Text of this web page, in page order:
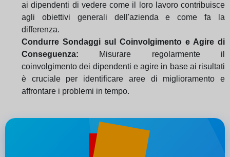
ai dipendenti di vedere come il loro lavoro contribuisce
agli obiettivi generali dell'azienda e come fa la
differenza.
Condurre Sondaggi sul Coinvolgimento e Agire di
Conseguenza: Misurare regolarmente il
coinvolgimento dei dipendenti e agire in base ai risultati
è cruciale per identificare aree di miglioramento e
affrontare i problemi in tempo.